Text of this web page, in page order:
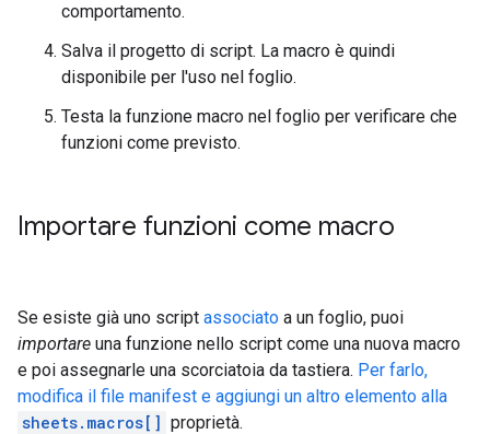
comportamento.
Salva il progetto di script. La macro è quindi
disponibile per l'uso nel foglio.
Testa la funzione macro nel foglio per verificare che
funzioni come previsto.
Importare funzioni come macro
Se esiste già uno script associato a un foglio, puoi
importare una funzione nello script come una nuova macro
e poi assegnarle una scorciatoia da tastiera. Per farlo,
modifica il file manifest e aggiungi un altro elemento alla
sheets.macros[] proprietà.